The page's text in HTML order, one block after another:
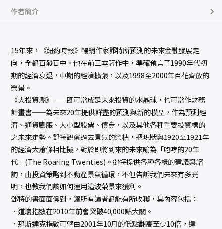
作者簡介
15年來，《紐約時報》暢銷作家鄧特所預測的未來金融發展走
向，全都百發百中。他在前三本著作中，準確預言了1990年代初
期的經濟衰退，中期的經濟擴張，以及1998至2000年百花齊放的
榮景。
《大投資潮》──既可當成是未來投資的水晶球，也可當作財務
計畫書──為未來20年提供詳盡的預測與新的模型，作為預測經
濟、通貨膨脹、大小型股票、債券，以及其他各種重要投資標的
之未來走勢。鄧特觀察過去景氣的榮枯，把現狀與1920至1921年
的經濟大蕭條相比擬，對於即將到來的未來喻為「咆哮的20年
代」(The Roaring Twenties)。鄧特提供各種各樣的建議與諮
詢，由投資策略到不動產景氣循環，不但告訴我們未來有多光
明，也教我們該如何運用這波榮景來獲利。
鄧特的書面面俱到，讓所有讀者都能有所收穫，其內容包括：
．道瓊指數在2010年前會突破40,000點大關。
．那斯達克指數可望由2001年10月的低點翻高至少10倍，達